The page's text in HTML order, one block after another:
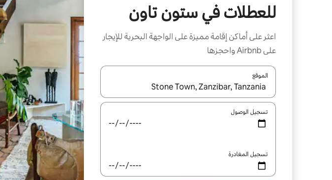
للعطلات في ستون تاون
اعثر على أماكن إقامة مميزة على الواجهة البحرية للإيجار
على Airbnb واحجزها
الموقع
عند توفر النتائج، انتقل باستخدام السهمين لأعلى ولأسفل أو استكشف عن طريق اللمس أو السحب.
تسجيل الوصول
تسجيل المغادرة